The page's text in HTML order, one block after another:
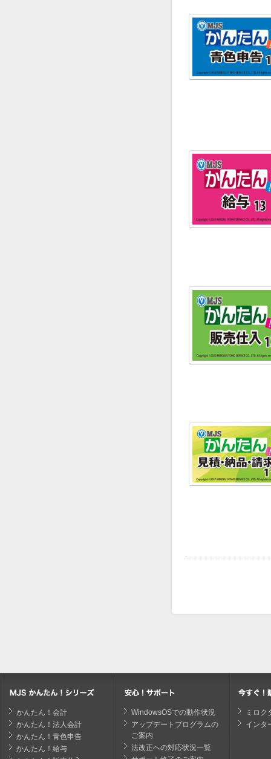
かんたん！会計
かんたん！法人会計
かんたん！青色申告
かんたん！給与
WindowsOSでの動作状況
アップデートプログラムの
ご案内
法改正への対応状況一覧
ミロク
インタ